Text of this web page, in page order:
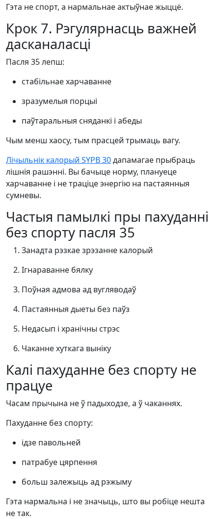
Гэта не спорт, а нармальнае актыўнае жыццё.
Крок 7. Рэгулярнасць важней
дасканаласці
Пасля 35 лепш:
стабільнае харчаванне
зразумелыя порцыі
паўтаральныя сняданкі і абеды
Чым менш хаосу, тым прасцей трымаць вагу.
Лічыльнік калорый SYPB 30дапамагае прыбраць
лішнія рашэнні. Вы бачыце норму, плануеце
харчаванне і не траціце энергію на пастаянныя
сумневы.
Частыя памылкі пры пахуданні
без спорту пасля 35
Занадта рэзкае зрэзанне калорый
Ігнараванне бялку
Поўная адмова ад вугляводаў
Пастаянныя дыеты без паўз
Недасып і хранічны стрэс
Чаканне хуткага выніку
Калі пахуданне без спорту не
працуе
Часам прычына не ў падыходзе, а ў чаканнях.
Пахуданне без спорту:
ідзе павольней
патрабуе цярпення
больш залежыць ад рэжыму
Гэта нармальна і не значыць, што вы робіце нешта
не так.